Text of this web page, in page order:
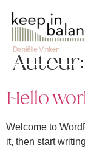
Auteur:
Hello
Welcome to
it, then start